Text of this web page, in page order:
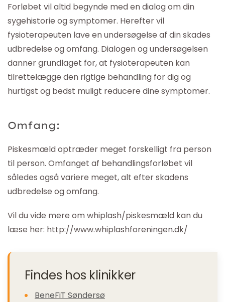
Forløbet vil altid begynde med en dialog om din
sygehistorie og symptomer. Herefter vil
fysioterapeuten lave en undersøgelse af din skades
udbredelse og omfang. Dialogen og undersøgelsen
danner grundlaget for, at fysioterapeuten kan
tilrettelægge den rigtige behandling for dig og
hurtigst og bedst muligt reducere dine symptomer.
Omfang:
Piskesmæld optræder meget forskelligt fra person
til person. Omfanget af behandlingsforløbet vil
således også variere meget, alt efter skadens
udbredelse og omfang.
Vil du vide mere om whiplash/piskesmæld kan du
læse her: http://www.whiplashforeningen.dk/
Findes hos klinikker
BeneFiT Søndersø